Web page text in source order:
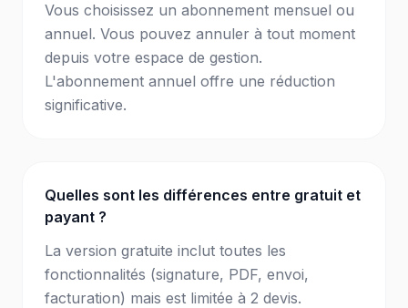
Vous choisissez un abonnement mensuel ou
annuel. Vous pouvez annuler à tout moment
depuis votre espace de gestion.
L'abonnement annuel offre une réduction
significative.
Quelles sont les différences entre gratuit et
payant ?
La version gratuite inclut toutes les
fonctionnalités (signature, PDF, envoi,
facturation) mais est limitée à 2 devis.